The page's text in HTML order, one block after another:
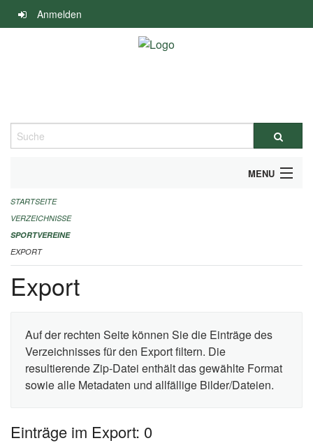
Navigation
überspringen
Anmelden
Suche
MENU
ALLGEMEINE INFORMATIONEN
FINANZIELLE UNTERSTÜTZUNG BENÖTIGT?
KONTAKT
STARTSEITE
VERZEICHNISSE
SPORTVEREINE
EXPORT
Export
Auf der rechten Seite können Sie die Einträge des
Verzeichnisses für den Export filtern. Die
resultierende Zip-Datei enthält das gewählte Format
sowie alle Metadaten und allfällige Bilder/Dateien.
Einträge im Export: 0